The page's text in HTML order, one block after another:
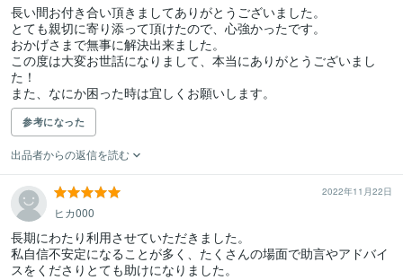
長い間お付き合い頂きましてありがとうございました。
とても親切に寄り添って頂けたので、心強かったです。
おかげさまで無事に解決出来ました。
この度は大変お世話になりまして、本当にありがとうございまし
た！
また、なにか困った時は宜しくお願いします。
参考になった
出品者からの返信を読む
2022年11月22日
ヒカ000
長期にわたり利用させていただきました。
私自信不安定になることが多く、たくさんの場面で助言やアドバイ
スをくださりとても助けになりました。